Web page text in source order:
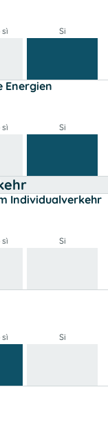
sì Si
Energien
sì Si
Individualverkehr
sì Si
sì Si